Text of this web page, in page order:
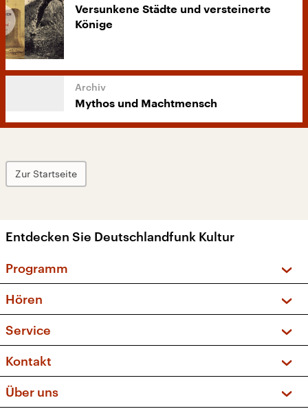
Versunkene Städte und versteinerte
Könige
Mythos und Machtmensch
Zur Startseite
Entdecken Sie Deutschlandfunk Kultur
Programm
Sendungen und Podcasts
Musikliste
Kakadu – Das Kinderprogramm
Hören
Frequenzen (UKW + DAB+)
Service
FAQ
Apps
Newsletter
Kontakt
Über uns